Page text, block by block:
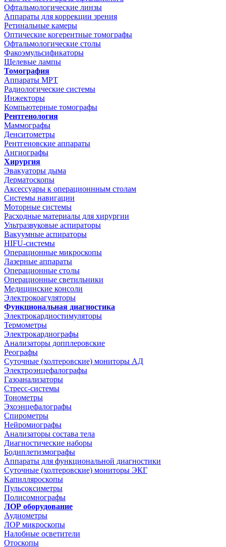
Офтальмологические линзы
Аппараты для коррекции зрения
Ретинальные камеры
Оптические когерентные томографы
Офтальмологические столы
Факоэмульсификаторы
Щелевые лампы
Томография
Аппараты МРТ
Радиологические системы
Инжекторы
Компьютерные томографы
Рентгенология
Маммографы
Денситометры
Рентгеновские аппараты
Ангиографы
Хирургия
Эвакуаторы дыма
Дерматоскопы
Аксессуары к операционнным столам
Системы навигации
Моторные системы
Расходные материалы для хирургии
Ультразвуковые аспираторы
Вакуумные аспираторы
HIFU-системы
Операционные микроскопы
Лазерные аппараты
Операционные столы
Операционные светильники
Медицинские консоли
Электрокоагуляторы
Функциональная диагностика
Электрокардиостимуляторы
Термометры
Электрокардиографы
Анализаторы допплеровские
Реографы
Суточные (холтеровские) мониторы АД
Электроэнцефалографы
Газоанализаторы
Стресс-системы
Тонометры
Эхоэнцефалографы
Спирометры
Нейромиографы
Анализаторы состава тела
Диагностические наборы
Бодиплетизмографы
Аппараты для функциональной диагностики
Суточные (холтеровские) мониторы ЭКГ
Капилляроскопы
Пульсоксиметры
Полисомнографы
ЛОР оборудование
Аудиометры
ЛОР микроскопы
Налобные осветители
Отоскопы